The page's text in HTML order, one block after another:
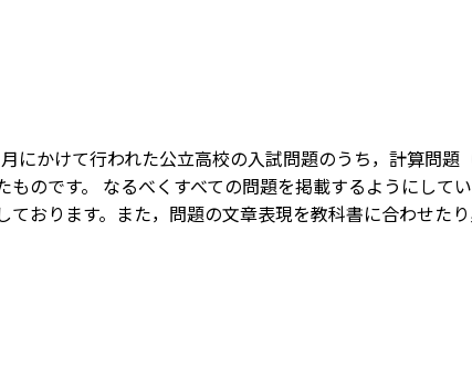
にかけて行われた公立高校の入試問題のうち，計算問
ものです。 なるべくすべての問題を掲載するようにして
ております。また，問題の文章表現を教科書に合わせた